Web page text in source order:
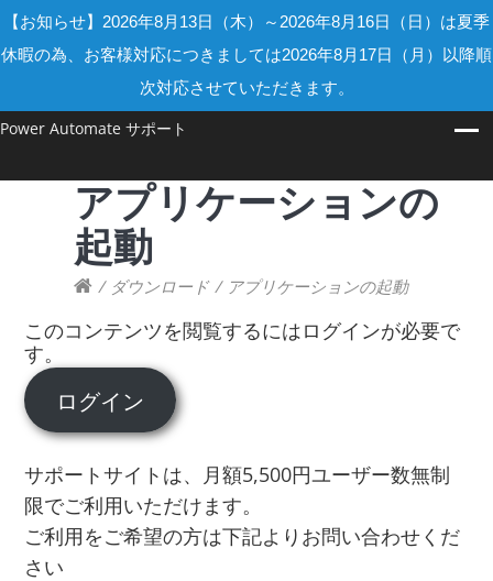
【お知らせ】2026年8月13日（木）～2026年8月16日（日）は夏季
休暇の為、お客様対応につきましては2026年8月17日（月）以降順
次対応させていただきます。
Power Automate サポート
アプリケーションの
起動
/ ダウンロード / アプリケーションの起動
このコンテンツを閲覧するにはログインが必要で
す。
ログイン
サポートサイトは、月額5,500円ユーザー数無制
限でご利用いただけます。
ご利用をご希望の方は下記よりお問い合わせくだ
さい